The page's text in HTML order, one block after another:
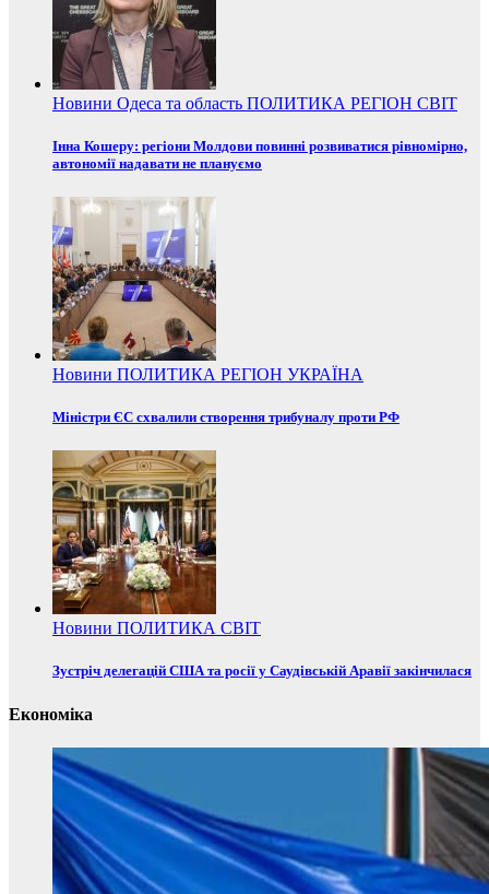
Новини Одеса та область ПОЛИТИКА РЕГІОН СВІТ
Інна Кошеру: регіони Молдови повинні розвиватися рівномірно,
автономії надавати не плануємо
Новини ПОЛИТИКА РЕГІОН УКРАЇНА
Міністри ЄС схвалили створення трибуналу проти РФ
Новини ПОЛИТИКА СВІТ
Зустріч делегацій США та росії у Саудівській Аравії закінчилася
Економіка